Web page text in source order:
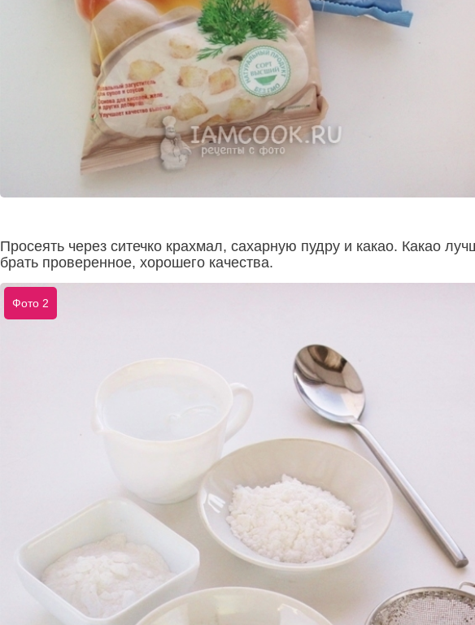
Просеять через ситечко крахмал, сахарную пудру и какао. Какао
брать проверенное, хорошего качества.
Фото 2